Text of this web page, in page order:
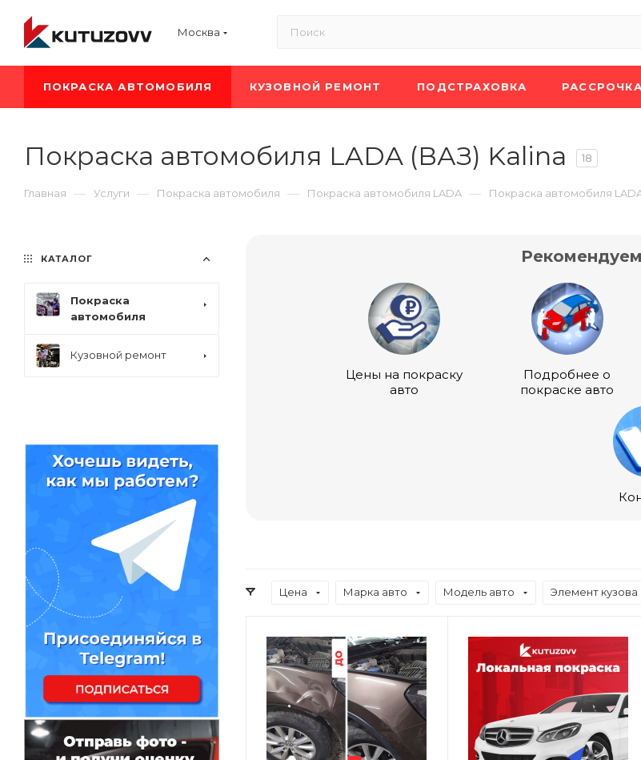
Москва
ПОКРАСКА АВТОМОБИЛЯ КУЗОВНОЙ РЕМОНТ ПОДСТРАХОВКА РАССРОЧКА
Покраска автомобиля LADA (ВАЗ) Kalina 18
Главная — Услуги — Покраска автомобиля — Покраска автомобиля LADA — Покраска автомобиля
Цены на покраску
авто
Подробнее о
покраске авто
Цена Марка авто Модель авто Элемент кузова
КАТАЛОГ
Покраска
автомобиля
Кузовной ремонт